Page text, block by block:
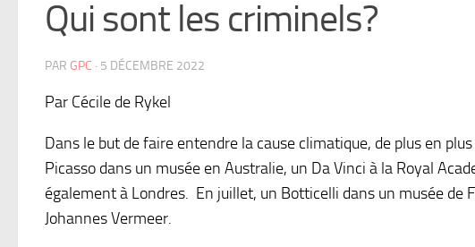
Qui sont les criminels?
PAR GPC · 5 DÉCEMBRE 2022
Par Cécile de Rykel
Dans le but de faire entendre la cause climatique, de plus en
Picasso dans un musée en Australie, un Da Vinci à la Royal
également à Londres. En juillet, un Botticelli dans un musée de
Johannes Vermeer.